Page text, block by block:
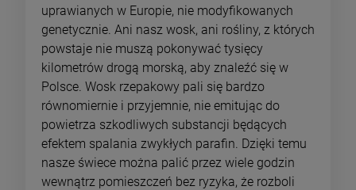
uprawianych w Europie, nie modyfikowanych
genetycznie. Ani nasz wosk, ani rośliny, z których
powstaje nie muszą pokonywać tysięcy
kilometrów drogą morską, aby znaleźć się w
Polsce. Wosk rzepakowy pali się bardzo
równomiernie i przyjemnie, nie emitując do
powietrza szkodliwych substancji będących
efektem spalania zwykłych parafin. Dzięki temu
nasze świece można palić przez wiele godzin
wewnątrz pomieszczeń bez ryzyka, że rozboli